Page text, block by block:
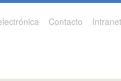
Contacto Intranet